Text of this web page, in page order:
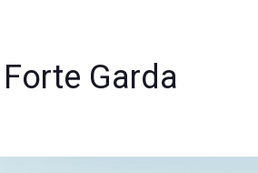
Garda